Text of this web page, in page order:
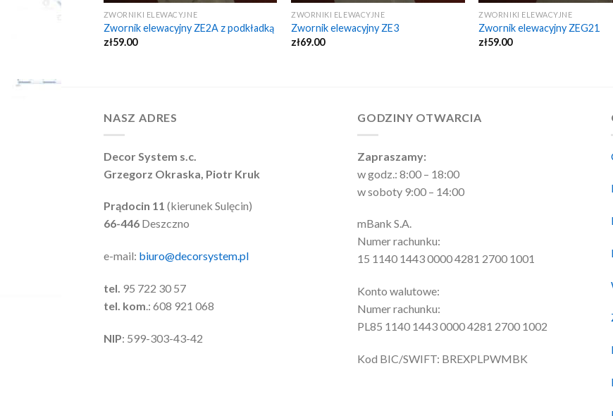
ZWORNIKI ELEWACYJNE
Zwornik elewacyjny ZE2A z podkładką
zł59.00
ZWORNIKI ELEWACYJNE
Zwornik elewacyjny ZE3
zł69.00
ZWORNIKI ELEWACYJNE
Zwornik elewacyjny ZEG21
zł59.00
NASZ ADRES
Decor System s.c.
Grzegorz Okraska, Piotr Kruk
Prądocin 11 (kierunek Sulęcin)
66-446 Deszczno
e-mail: biuro@decorsystem.pl
tel. 95 722 30 57
tel. kom.: 608 921 068
NIP: 599-303-43-42
GODZINY OTWARCIA
Zapraszamy:
w godz.: 8:00 – 18:00
w soboty 9:00 – 14:00
mBank S.A.
Numer rachunku:
15 1140 1443 0000 4281 2700 1001
Konto walutowe:
Numer rachunku:
PL85 1140 1443 0000 4281 2700 1002
Kod BIC/SWIFT: BREXPLPWMBK